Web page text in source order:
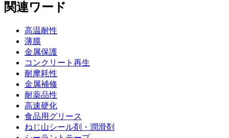
関連ワード
高温耐性
薄膜
金属保護
コンクリート再生
耐摩耗性
金属補修
耐薬品性
高速硬化
食品用グリース
ねじ山シール剤・潤滑剤